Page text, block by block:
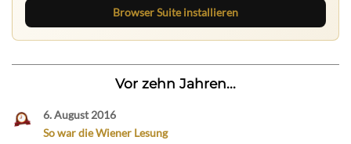
Browser Suite installieren
Vor zehn Jahren...
6. August 2016
So war die Wiener Lesung